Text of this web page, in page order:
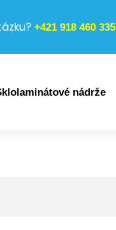
+421 918 460 335
nádrže